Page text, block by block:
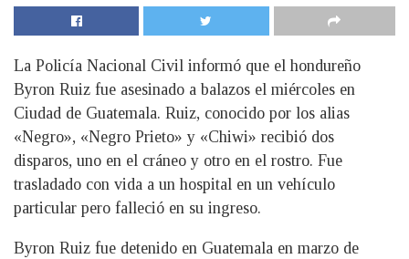
La Policía Nacional Civil informó que el hondureño
Byron Ruiz fue asesinado a balazos el miércoles en
Ciudad de Guatemala. Ruiz, conocido por los alias
«Negro», «Negro Prieto» y «Chiwi» recibió dos
disparos, uno en el cráneo y otro en el rostro. Fue
trasladado con vida a un hospital en un vehículo
particular pero falleció en su ingreso.
Byron Ruiz fue detenido en Guatemala en marzo de